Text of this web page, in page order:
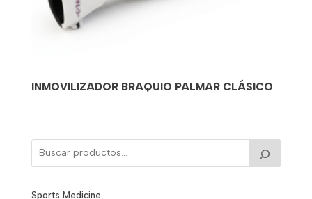
INMOVILIZADOR BRAQUIO PALMAR CLÁSICO
Sports Medicine